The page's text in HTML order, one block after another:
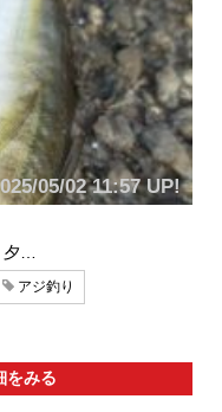
05/02 11:57 UP!
…
アジ釣り
をみる